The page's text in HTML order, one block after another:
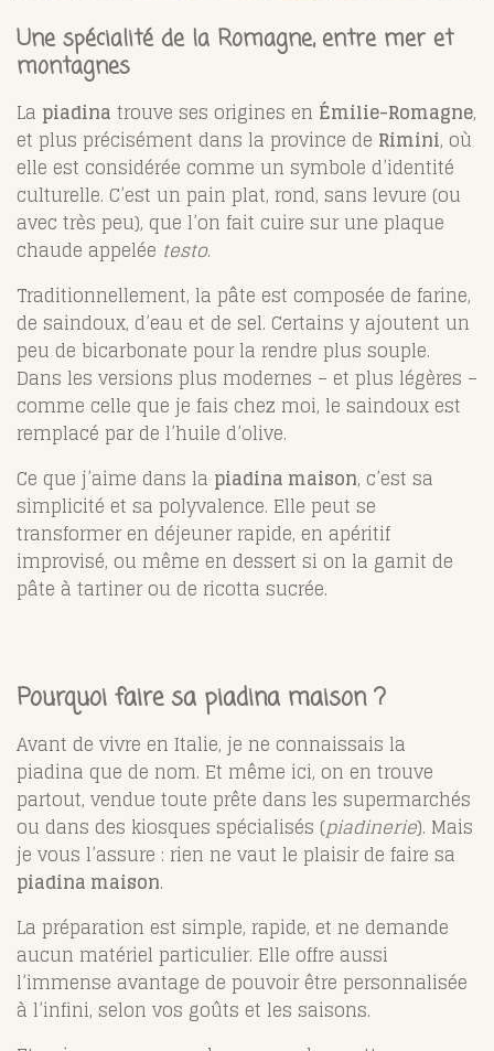
Une spécialité de la Romagne, entre mer et
montagnes
La piadina trouve ses origines en Émilie-Romagne,
et plus précisément dans la province de Rimini, où
elle est considérée comme un symbole d’identité
culturelle. C’est un pain plat, rond, sans levure (ou
avec très peu), que l’on fait cuire sur une plaque
chaude appelée testo.
Traditionnellement, la pâte est composée de farine,
de saindoux, d’eau et de sel. Certains y ajoutent un
peu de bicarbonate pour la rendre plus souple.
Dans les versions plus modernes – et plus légères –
comme celle que je fais chez moi, le saindoux est
remplacé par de l’huile d’olive.
Ce que j’aime dans la piadina maison, c’est sa
simplicité et sa polyvalence. Elle peut se
transformer en déjeuner rapide, en apéritif
improvisé, ou même en dessert si on la garnit de
pâte à tartiner ou de ricotta sucrée.
Pourquoi faire sa piadina maison ?
Avant de vivre en Italie, je ne connaissais la
piadina que de nom. Et même ici, on en trouve
partout, vendue toute prête dans les supermarchés
ou dans des kiosques spécialisés (piadinerie). Mais
je vous l’assure : rien ne vaut le plaisir de faire sa
piadina maison.
La préparation est simple, rapide, et ne demande
aucun matériel particulier. Elle offre aussi
l’immense avantage de pouvoir être personnalisée
à l’infini, selon vos goûts et les saisons.